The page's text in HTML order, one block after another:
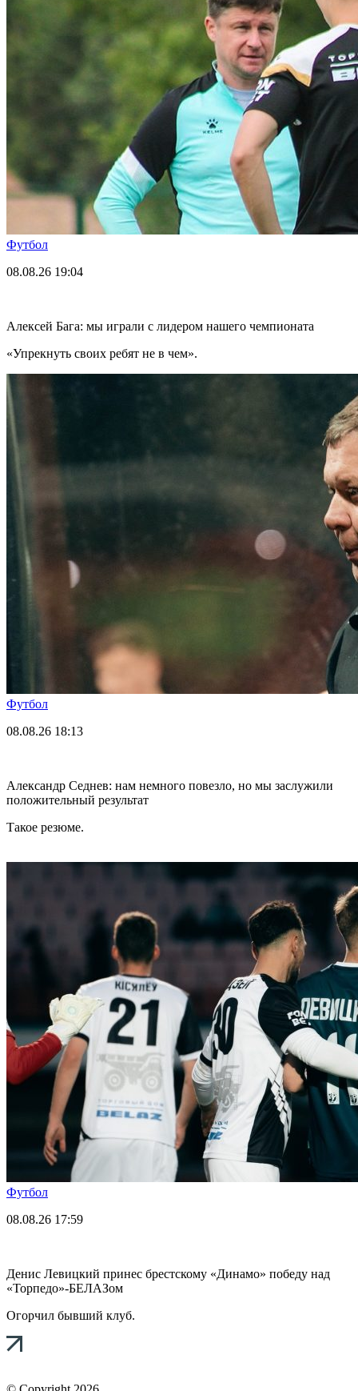
Футбол
08.08.26 19:04
Алексей Бага: мы играли с лидером нашего чемпионата
«Упрекнуть своих ребят не в чем».
Футбол
08.08.26 18:13
Александр Седнев: нам немного повезло, но мы заслужили
положительный результат
Такое резюме.
Футбол
08.08.26 17:59
Денис Левицкий принес брестскому «Динамо» победу над
«Торпедо»-БЕЛАЗом
Огорчил бывший клуб.